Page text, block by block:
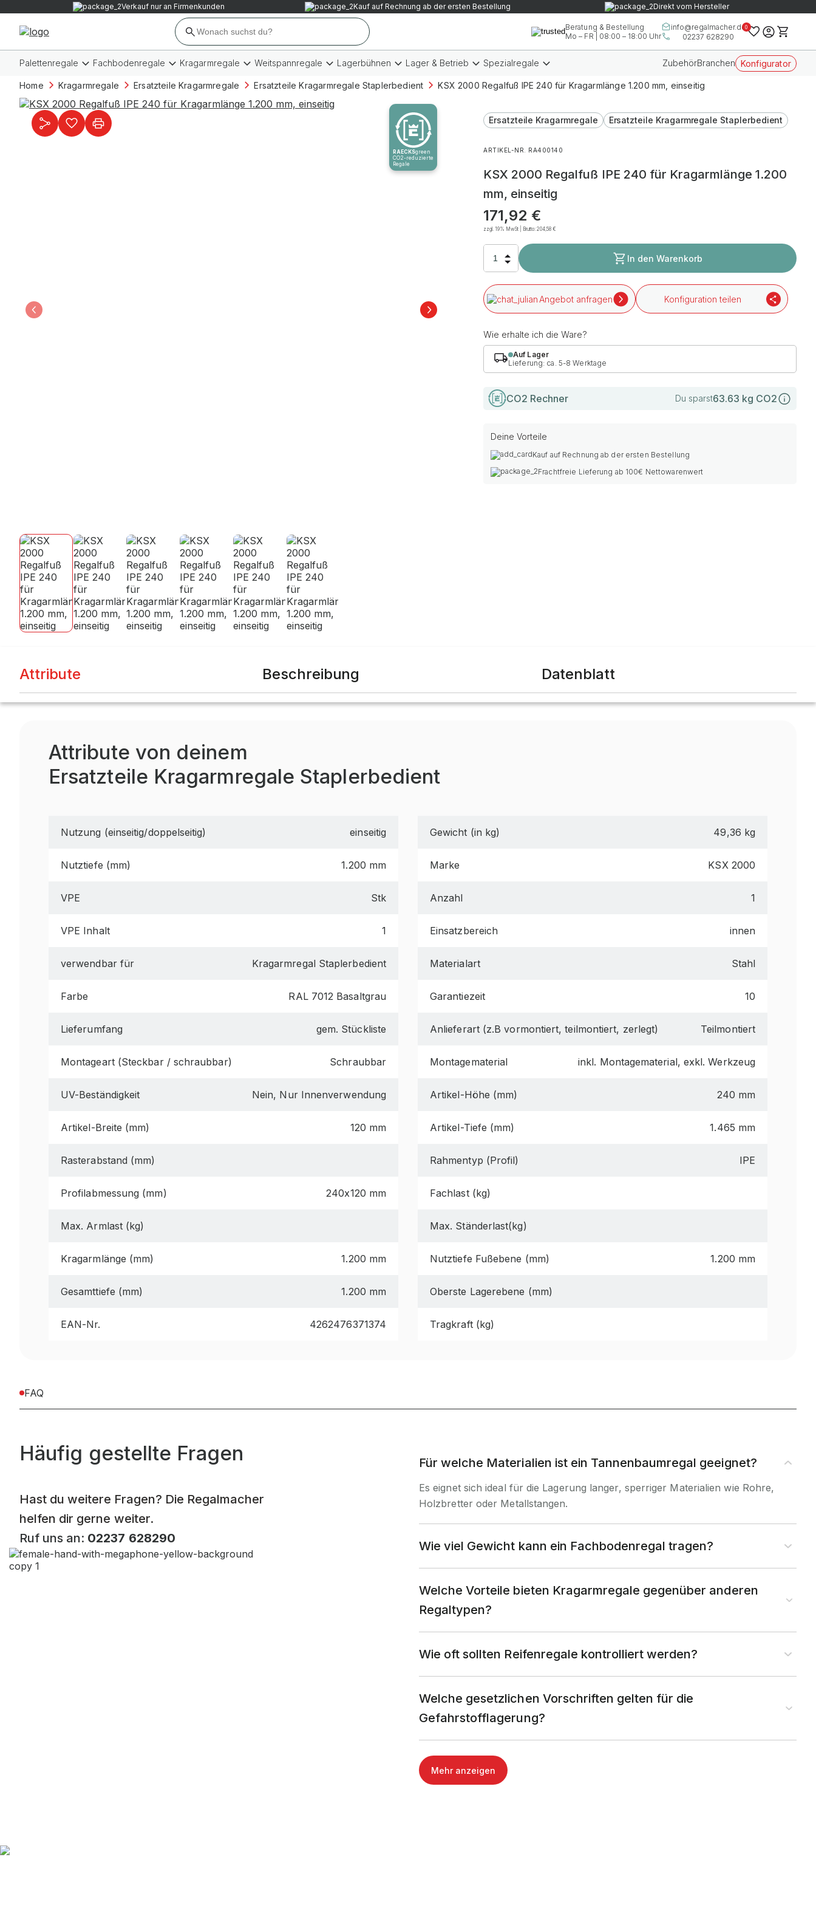
Verkauf nur an Firmenkunden Kauf auf Rechnung ab der ersten Bestellung Direkt vom Hersteller
Beratung & Bestellung
Mo – FR | 08:00 – 18:00 Uhr
info@regalmacher.de
02237 628290
0
Palettenregale Fachbodenregale Kragarmregale Weitspannregale Lagerbühnen Lager & Betrieb Spezialregale ZubehörBranchen Konfigurator
Home Kragarmregale Ersatzteile Kragarmregale Ersatzteile Kragarmregale Staplerbedient KSX 2000 Regalfuß IPE 240 für Kragarmlänge 1.200 mm, einseitig
RAECKSgreen
CO2-reduzierte
Regale
Ersatzteile Kragarmregale Ersatzteile Kragarmregale Staplerbedient
ARTIKEL-NR. RA400140
KSX 2000 Regalfuß IPE 240 für Kragarmlänge 1.200
mm, einseitig
171,92 €
zzgl. 19% MwSt | Brutto:204,58€
In den Warenkorb
Angebot anfragen Konfiguration teilen
Wie erhalte ich die Ware?
Auf Lager
Lieferung: ca. 5-8 Werktage
CO2 Rechner Du sparst63.63 kg CO2
Deine Vorteile
Kauf auf Rechnung ab der ersten Bestellung
Frachtfreie Lieferung ab 100€ Nettowarenwert
Attribute Beschreibung Datenblatt
Attribute von deinem
Ersatzteile Kragarmregale Staplerbedient
Nutzung (einseitig/doppelseitig) einseitig Gewicht (in kg) 49,36 kg
Nutztiefe (mm) 1.200 mm Marke KSX 2000
VPE Stk Anzahl 1
VPE Inhalt 1 Einsatzbereich innen
verwendbar für Kragarmregal Staplerbedient Materialart Stahl
Farbe RAL 7012 Basaltgrau Garantiezeit 10
Lieferumfang gem. Stückliste Anlieferart (z.B vormontiert, teilmontiert, zerlegt) Teilmontiert
Montageart (Steckbar / schraubbar) Schraubbar Montagematerial inkl. Montagematerial, exkl. Werkzeug
UV-Beständigkeit Nein, Nur Innenverwendung Artikel-Höhe (mm) 240 mm
Artikel-Breite (mm) 120 mm Artikel-Tiefe (mm) 1.465 mm
Rasterabstand (mm) Rahmentyp (Profil) IPE
Profilabmessung (mm) 240x120 mm Fachlast (kg)
Max. Armlast (kg) Max. Ständerlast(kg)
Kragarmlänge (mm) 1.200 mm Nutztiefe Fußebene (mm) 1.200 mm
Gesamttiefe (mm) 1.200 mm Oberste Lagerebene (mm)
EAN-Nr. 4262476371374 Tragkraft (kg)
FAQ
Häufig gestellte Fragen
Hast du weitere Fragen? Die Regalmacher
helfen dir gerne weiter.
Ruf uns an: 02237 628290
Für welche Materialien ist ein Tannenbaumregal geeignet?
Es eignet sich ideal für die Lagerung langer, sperriger Materialien wie Rohre,
Holzbretter oder Metallstangen.
Wie viel Gewicht kann ein Fachbodenregal tragen?
Welche Vorteile bieten Kragarmregale gegenüber anderen
Regaltypen?
Wie oft sollten Reifenregale kontrolliert werden?
Welche gesetzlichen Vorschriften gelten für die
Gefahrstofflagerung?
Mehr anzeigen